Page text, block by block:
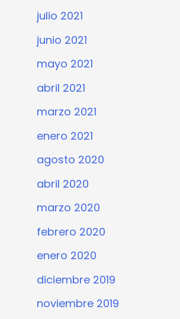
julio 2021
junio 2021
mayo 2021
abril 2021
marzo 2021
enero 2021
agosto 2020
abril 2020
marzo 2020
febrero 2020
enero 2020
diciembre 2019
noviembre 2019